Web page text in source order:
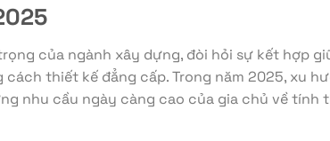
của ngành xây dựng, đòi hỏi sự kết hợp
thiết kế đẳng cấp. Trong năm 2025, xu
nhu cầu ngày càng cao của gia chủ về tính